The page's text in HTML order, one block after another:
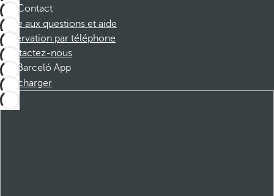
Contact
Foire aux questions et aide
Réservation par téléphone
Contactez-nous
Barceló App
Télécharger